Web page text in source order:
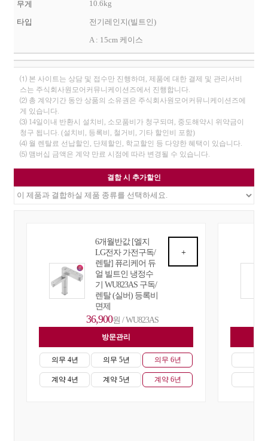
무게
10.6kg
타입
전기레인지(빌트인)
A : 15cm 케이스
⑴ 본 사이트는 상담 및 접수만 진행하며, 제품에 대한 결제 및 관리서비
스는 주식회사원모어커뮤니케이션즈에서 진행합니다.
⑵ 총 계약기간 동안 상품의 소유권은 주식회사원모어커뮤니케이션즈에
게 있습니다.
⑶ 14일이내 반환시 설치비, 소모품비가 청구되며, 중도해약시 위약금이
청구 됩니다. (설치비, 등록비, 철거비, 기타 할인비 포함)
⑷ 월 렌탈료 선납할인, 단체할인, 학교할인 등 다양한 혜택이 있습니다.
⑸ 맴버십 금액은 계약 만료 시점에 따라 변경될 수 있습니다.
결합 시 추가할인
6개월반값 [엘지
LG전자 가전구독/
렌탈] 퓨리케어 듀
얼 빌트인 냉정수
기 WU823AS 구독/
렌탈 (실버) 등록비
면제
+
36,900원 / WU823AS
방문관리
의무 4년
계약 4년
의무 5년
계약 5년
의무 6년
계약 6년